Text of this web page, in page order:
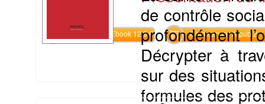
Commander l'Ebook 12.9 € Commander l'epub 2
de contrôle
profondément
Décrypter à
sur des
formules des